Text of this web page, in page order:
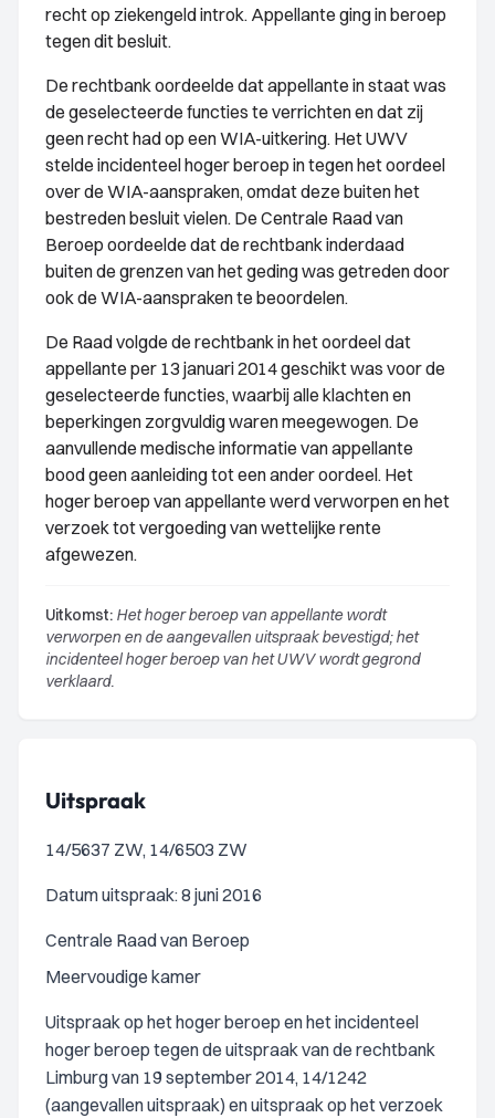
recht op ziekengeld introk. Appellante ging in beroep
tegen dit besluit.
De rechtbank oordeelde dat appellante in staat was
de geselecteerde functies te verrichten en dat zij
geen recht had op een WIA-uitkering. Het UWV
stelde incidenteel hoger beroep in tegen het oordeel
over de WIA-aanspraken, omdat deze buiten het
bestreden besluit vielen. De Centrale Raad van
Beroep oordeelde dat de rechtbank inderdaad
buiten de grenzen van het geding was getreden door
ook de WIA-aanspraken te beoordelen.
De Raad volgde de rechtbank in het oordeel dat
appellante per 13 januari 2014 geschikt was voor de
geselecteerde functies, waarbij alle klachten en
beperkingen zorgvuldig waren meegewogen. De
aanvullende medische informatie van appellante
bood geen aanleiding tot een ander oordeel. Het
hoger beroep van appellante werd verworpen en het
verzoek tot vergoeding van wettelijke rente
afgewezen.
Uitkomst: Het hoger beroep van appellante wordt
verworpen en de aangevallen uitspraak bevestigd; het
incidenteel hoger beroep van het UWV wordt gegrond
verklaard.
Uitspraak
14/5637 ZW, 14/6503 ZW
Datum uitspraak: 8 juni 2016
Centrale Raad van Beroep
Meervoudige kamer
Uitspraak op het hoger beroep en het incidenteel
hoger beroep tegen de uitspraak van de rechtbank
Limburg van 19 september 2014, 14/1242
(aangevallen uitspraak) en uitspraak op het verzoek